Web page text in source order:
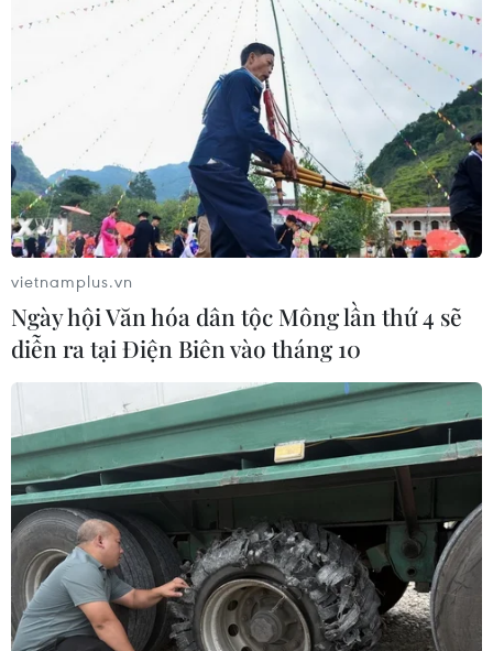
vietnamplus.vn
Ngày hội Văn hóa dân tộc Mông lần thứ 4 sẽ
diễn ra tại Điện Biên vào tháng 10